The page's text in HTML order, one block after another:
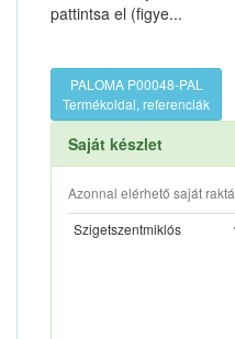
pattintsa el (figye...
PALOMA P00048-PAL
Termékoldal, referenciák
Saját készlet
Azonnal elérhető saját
Szigetszentmiklós